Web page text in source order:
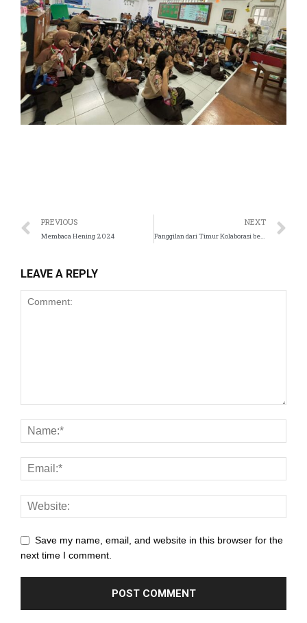
PREVIOUS
Membaca Hening 2024
NEXT
Panggilan dari Timur Kolaborasi bersama SD di Alor, NTT
LEAVE A REPLY
Save my name, email, and website in this browser for the
next time I comment.